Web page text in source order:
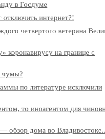
в Госдуме
интернет?!
четвертого ветерана
коронавирусу на границе с
чумы?
по литературе исключили
то иноагентом для
обзор дома во